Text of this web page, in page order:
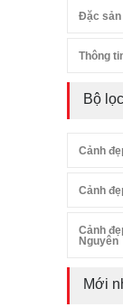
Đặc sản
Thông
Bộ
Cảnh
Cảnh
Cảnh
Nguyên
Mới